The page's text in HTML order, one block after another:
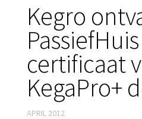
Kegro
PassiefHuis
certificaat
KegaPro+
APRIL 2012